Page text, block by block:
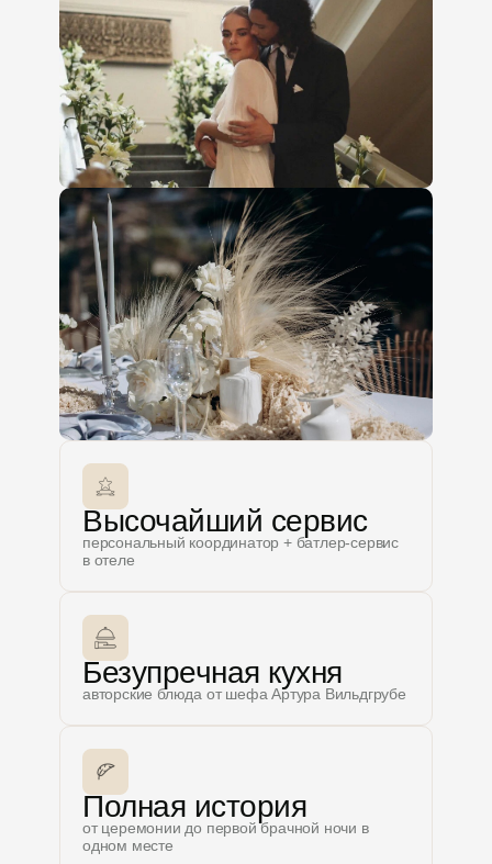
Высочайший сервис
персональный координатор + батлер-сервис
в отеле
Безупречная кухня
авторские блюда от шефа Артура Вильдгрубе
Полная история
от церемонии до первой брачной ночи в
одном месте